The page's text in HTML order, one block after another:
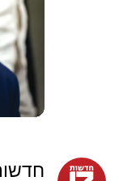
חדשות